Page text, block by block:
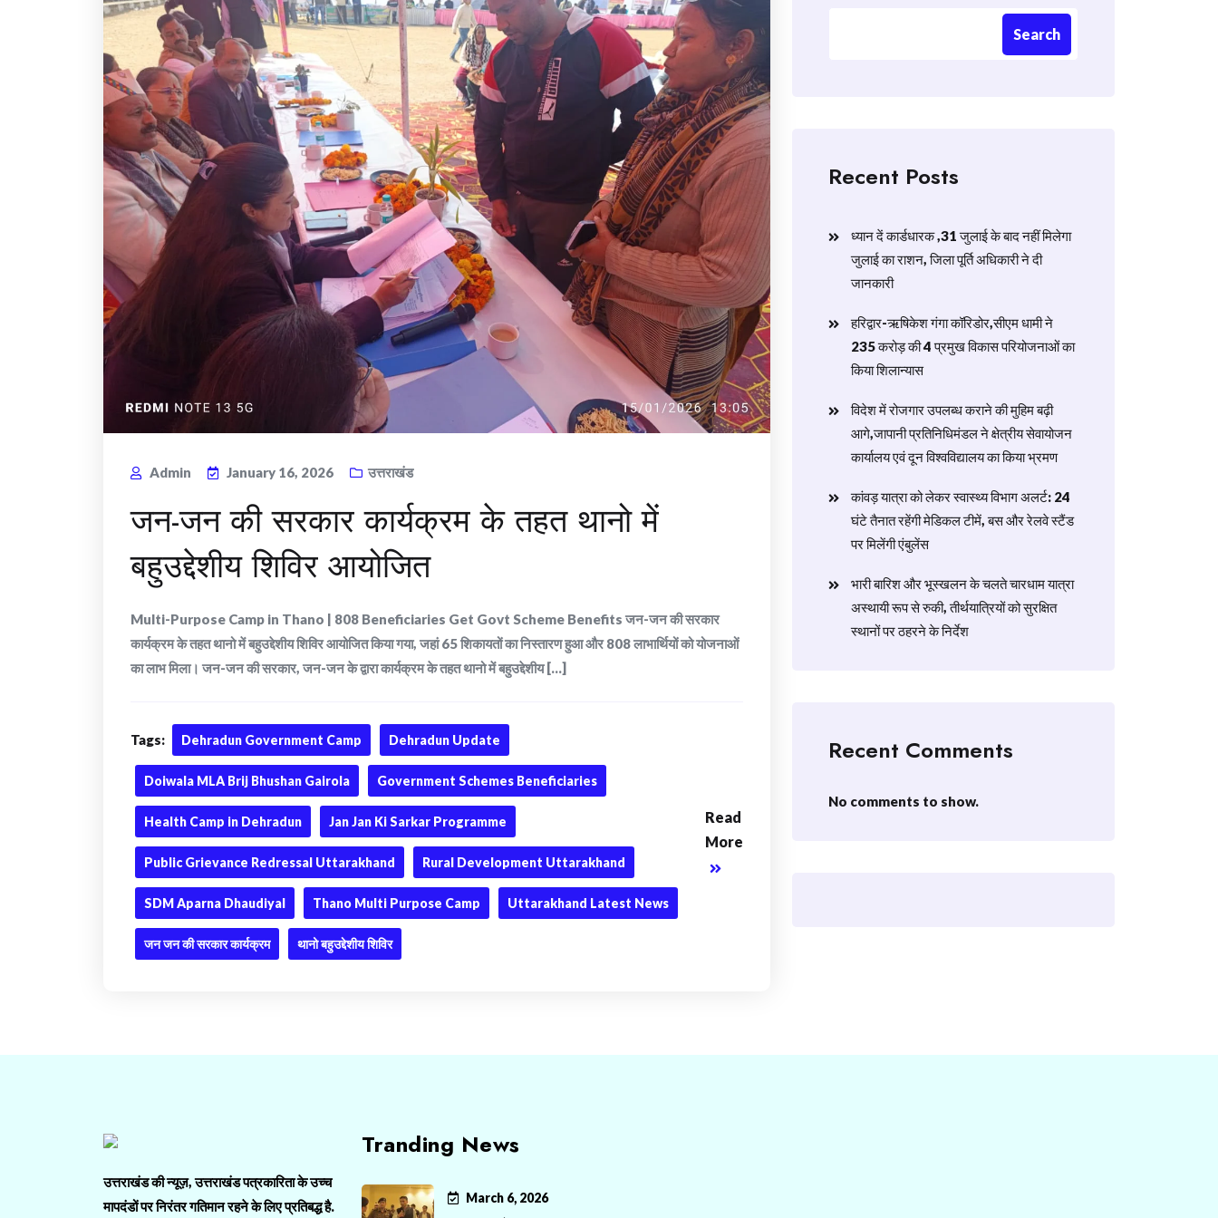
Admin January 16, 2026 उत्तराखंड
जन-जन की सरकार कार्यक्रम के तहत थानो में
बहुउद्देशीय शिविर आयोजित
Multi-Purpose Camp in Thano | 808 Beneficiaries Get Govt Scheme Benefits जन-जन की सरकार
कार्यक्रम के तहत थानो में बहुउद्देशीय शिविर आयोजित किया गया, जहां 65 शिकायतों का निस्तारण हुआ और 808 लाभार्थियों को योजनाओं
का लाभ मिला। जन-जन की सरकार, जन-जन के द्वारा कार्यक्रम के तहत थानो में बहुउद्देशीय [...]
Tags: Dehradun Government Camp Dehradun Update
Doiwala MLA Brij Bhushan Gairola Government Schemes Beneficiaries
Health Camp in Dehradun Jan Jan Ki Sarkar Programme
Public Grievance Redressal Uttarakhand Rural Development Uttarakhand
SDM Aparna Dhaudiyal Thano Multi Purpose Camp Uttarakhand Latest News
जन जन की सरकार कार्यक्रम थानो बहुउद्देशीय शिविर
Read
More
Search
Recent Posts
ध्यान दें कार्डधारक ,31 जुलाई के बाद नहीं मिलेगा
जुलाई का राशन, जिला पूर्ति अधिकारी ने दी
जानकारी
हरिद्वार-ऋषिकेश गंगा कॉरिडोर,सीएम धामी ने
235 करोड़ की 4 प्रमुख विकास परियोजनाओं का
किया शिलान्यास
विदेश में रोजगार उपलब्ध कराने की मुहिम बढ़ी
आगे,जापानी प्रतिनिधिमंडल ने क्षेत्रीय सेवायोजन
कार्यालय एवं दून विश्वविद्यालय का किया भ्रमण
​कांवड़ यात्रा को लेकर स्वास्थ्य विभाग अलर्ट: 24
घंटे तैनात रहेंगी मेडिकल टीमें, बस और रेलवे स्टैंड
पर मिलेंगी एंबुलेंस
​भारी बारिश और भूस्खलन के चलते चारधाम यात्रा
अस्थायी रूप से रुकी, तीर्थयात्रियों को सुरक्षित
स्थानों पर ठहरने के निर्देश
Recent Comments
No comments to show.
उत्तराखंड की न्यूज़, उत्तराखंड पत्रकारिता के उच्च
मापदंडों पर निरंतर गतिमान रहने के लिए प्रतिबद्ध है.
Tranding News
March 6, 2026